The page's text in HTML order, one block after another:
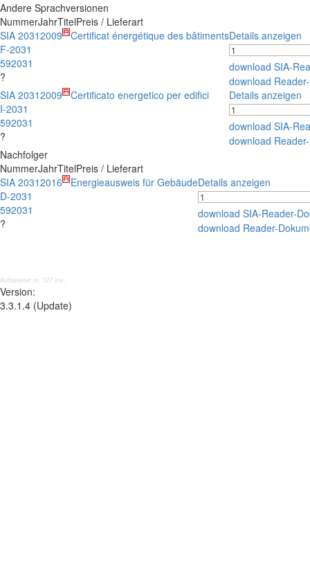
Andere Sprachversionen
NummerJahrTitelPreis / Lieferart
SIA 2031
F-2031
592031
?
2009 Certificat énergétique des bâtimentsDetails anzeigen
download SIA-
download
SIA 2031
I-2031
592031
?
2009 Certificato energetico per edifici Details anzeigen
download SIA-
download
Nachfolger
NummerJahrTitelPreis / Lieferart
SIA 2031
D-2031
592031
?
2016 Energieausweis für GebäudeDetails anzeigen
download SIA-Reader-
download Reader-
Aufbereitet in: 127 ms;
Version:
3.3.1.4 (Update)